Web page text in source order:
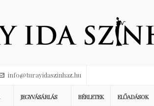
info@turayidaszinhaz.hu
JEGYVÁSÁRLÁS BÉRLETEK ELŐADÁSOK